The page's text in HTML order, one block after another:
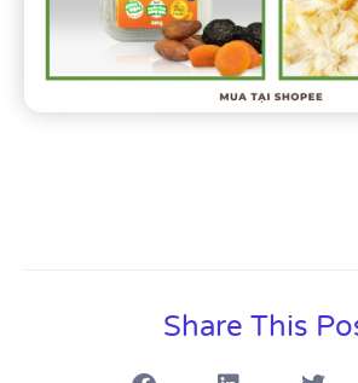
Share This